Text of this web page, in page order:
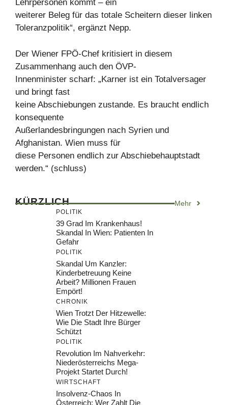
Lehrpersonen kommt – ein
weiterer Beleg für das totale Scheitern dieser linken
Toleranzpolitik“, ergänzt Nepp.
Der Wiener FPÖ-Chef kritisiert in diesem
Zusammenhang auch den ÖVP-
Innenminister scharf: „Karner ist ein Totalversager
und bringt fast
keine Abschiebungen zustande. Es braucht endlich
konsequente
Außerlandesbringungen nach Syrien und
Afghanistan. Wien muss für
diese Personen endlich zur Abschiebehauptstadt
werden.“ (schluss)
KÜRZLICH Mehr
POLITIK
39 Grad Im Krankenhaus!
Skandal In Wien: Patienten In
Gefahr
POLITIK
Skandal Um Kanzler:
Kinderbetreuung Keine
Arbeit? Millionen Frauen
Empört!
CHRONIK
Wien Trotzt Der Hitzewelle:
Wie Die Stadt Ihre Bürger
Schützt
POLITIK
Revolution Im Nahverkehr:
Niederösterreichs Mega-
Projekt Startet Durch!
WIRTSCHAFT
Insolvenz-Chaos In
Österreich: Wer Zahlt Die